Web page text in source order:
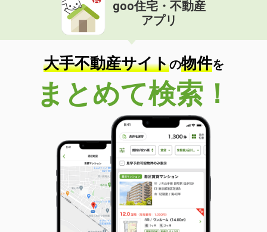
goo住宅・不動産
アプリ
大手不動産サイトの物件を
まとめて検索！